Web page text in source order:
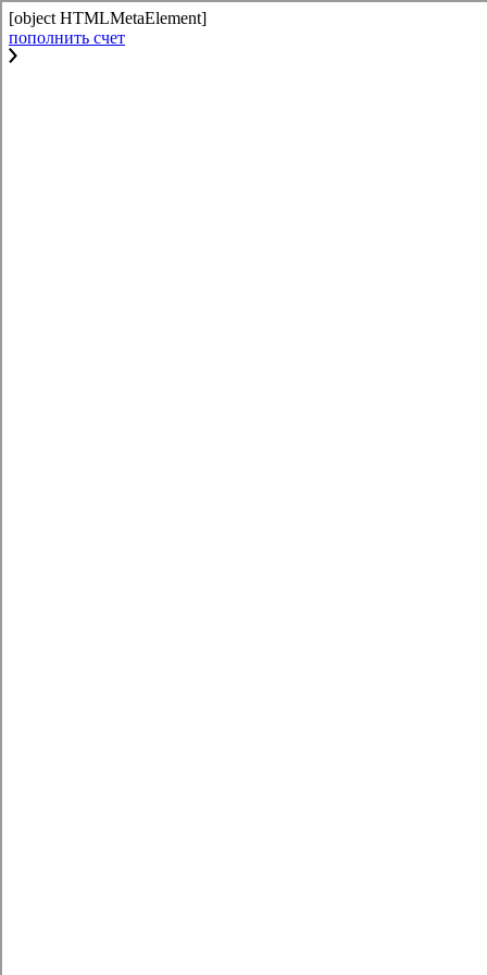
[object HTMLMetaElement]
пополнить счет